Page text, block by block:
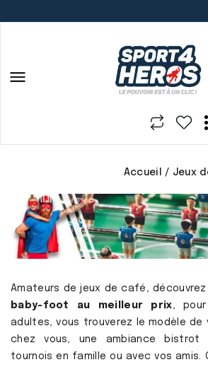

Accueil Jeux
Amateurs de jeux de café,
baby-foot au meilleur prix ,
adultes, vous trouverez le modèle de
chez vous, une ambiance bistrot
tournois en famille ou avec vos amis.